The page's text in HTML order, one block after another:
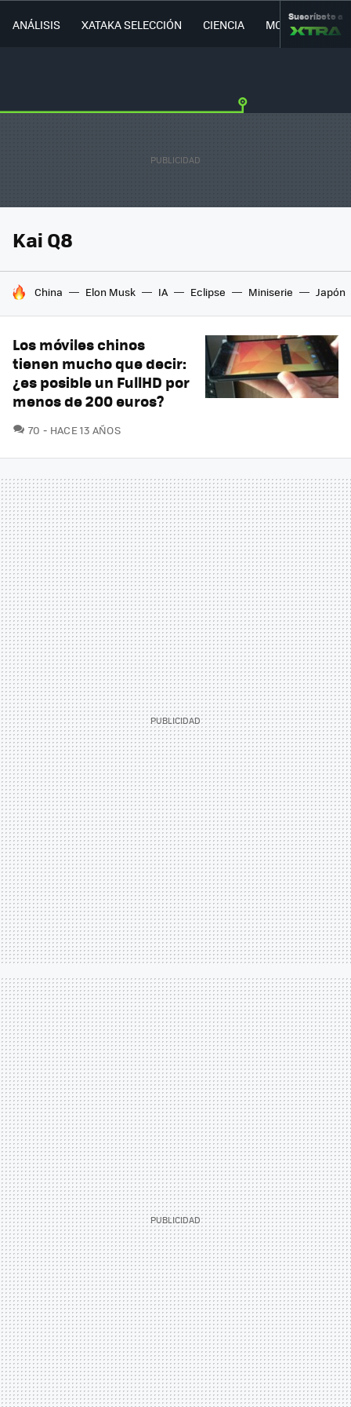
ANÁLISIS XATAKA SELECCIÓN CIENCIA MOVILIDAD
Suscríbete a
Kai Q8
HOY SE HABLA DE
China Elon Musk IA Eclipse Miniserie Japón
Los móviles chinos
tienen mucho que decir:
¿es posible un FullHD por
menos de 200 euros?
70 COMENTARIOS
HACE 13 AÑOS